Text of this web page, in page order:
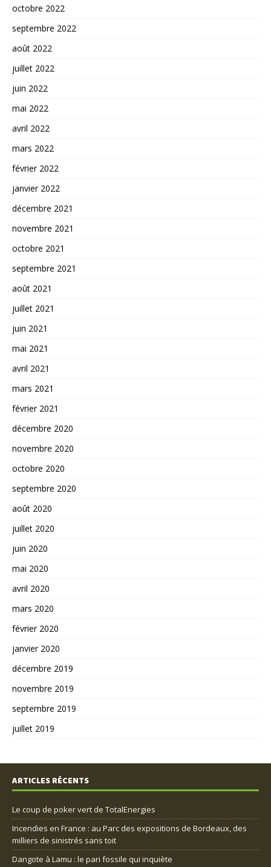
octobre 2022
septembre 2022
août 2022
juillet 2022
juin 2022
mai 2022
avril 2022
mars 2022
février 2022
janvier 2022
décembre 2021
novembre 2021
octobre 2021
septembre 2021
août 2021
juillet 2021
juin 2021
mai 2021
avril 2021
mars 2021
février 2021
décembre 2020
novembre 2020
octobre 2020
septembre 2020
août 2020
juillet 2020
juin 2020
mai 2020
avril 2020
mars 2020
février 2020
janvier 2020
décembre 2019
novembre 2019
septembre 2019
juillet 2019
ARTICLES RÉCENTS
Le coup de poker vert de TotalEnergies
Incendies en France : au Parc des expositions de Bordeaux, des
milliers de sinistrés sans toit
Dangote à Lamu : le pari fossile qui inquiète